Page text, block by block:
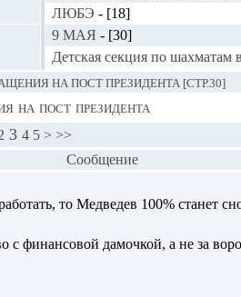
ЛЮБЭ - [18]
9 МАЯ - [30]
Детская секция по шахматам
НА ПОСТ ПРЕЗИДЕНТА [СТР.30]
на пост президента
3 4 5 > >>
Сообщение
то Медведев 100% станет
с финансовой дамочкой, а не за